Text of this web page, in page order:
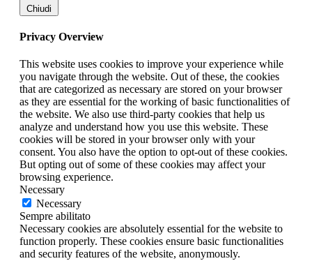
Chiudi
Privacy Overview
This website uses cookies to improve your experience while
you navigate through the website. Out of these, the cookies
that are categorized as necessary are stored on your browser
as they are essential for the working of basic functionalities of
the website. We also use third-party cookies that help us
analyze and understand how you use this website. These
cookies will be stored in your browser only with your
consent. You also have the option to opt-out of these cookies.
But opting out of some of these cookies may affect your
browsing experience.
Necessary
Necessary
Sempre abilitato
Necessary cookies are absolutely essential for the website to
function properly. These cookies ensure basic functionalities
and security features of the website, anonymously.